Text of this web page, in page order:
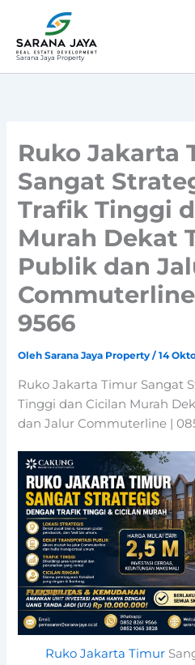
konten
Sarana Jaya Property
Ruko Jakarta
Sangat
Trafik Tinggi
Murah Dekat
Publik dan
Commuterline
9566
OlehSarana Jaya Property/14
Ruko Jakarta Timur Sangat
Tinggi dan Cicilan Murah
dan Jalur Commuterline |
Ruko Jakarta Timur